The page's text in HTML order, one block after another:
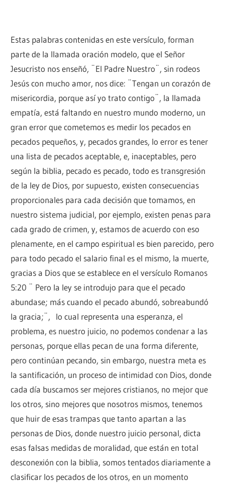
Estas palabras contenidas en este versículo, forman
parte de la llamada oración modelo, que el Señor
Jesucristo nos enseñó, ¨El Padre Nuestro¨, sin rodeos
Jesús con mucho amor, nos dice: ¨Tengan un corazón de
misericordia, porque así yo trato contigo¨, la llamada
empatía, está faltando en nuestro mundo moderno, un
gran error que cometemos es medir los pecados en
pecados pequeños, y, pecados grandes, lo error es tener
una lista de pecados aceptable, e, inaceptables, pero
según la biblia, pecado es pecado, todo es transgresión
de la ley de Dios, por supuesto, existen consecuencias
proporcionales para cada decisión que tomamos, en
nuestro sistema judicial, por ejemplo, existen penas para
cada grado de crimen, y, estamos de acuerdo con eso
plenamente, en el campo espiritual es bien parecido, pero
para todo pecado el salario final es el mismo, la muerte,
gracias a Dios que se establece en el versículo Romanos
5:20 ¨ Pero la ley se introdujo para que el pecado
abundase; más cuando el pecado abundó, sobreabundó
la gracia;¨, lo cual representa una esperanza, el
problema, es nuestro juicio, no podemos condenar a las
personas, porque ellas pecan de una forma diferente,
pero continúan pecando, sin embargo, nuestra meta es
la santificación, un proceso de intimidad con Dios, donde
cada día buscamos ser mejores cristianos, no mejor que
los otros, sino mejores que nosotros mismos, tenemos
que huir de esas trampas que tanto apartan a las
personas de Dios, donde nuestro juicio personal, dicta
esas falsas medidas de moralidad, que están en total
desconexión con la biblia, somos tentados diariamente a
clasificar los pecados de los otros, en un momento